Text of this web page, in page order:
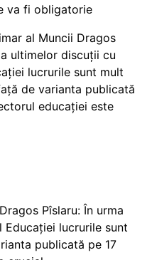
va fi obligatorie
al Muncii Dragos
ultimelor discuții cu
lucrurile sunt mult
de varianta publicată
educației este
Pîslaru: În urma
lucrurile sunt
publicată pe 17